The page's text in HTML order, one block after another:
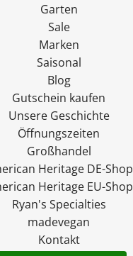
Garten
Sale
Marken
Saisonal
Blog
Gutschein kaufen
Unsere Geschichte
Öffnungszeiten
Großhandel
Heritage DE-Shop
Heritage EU-Shop
Ryan's Specialties
madevegan
Kontakt